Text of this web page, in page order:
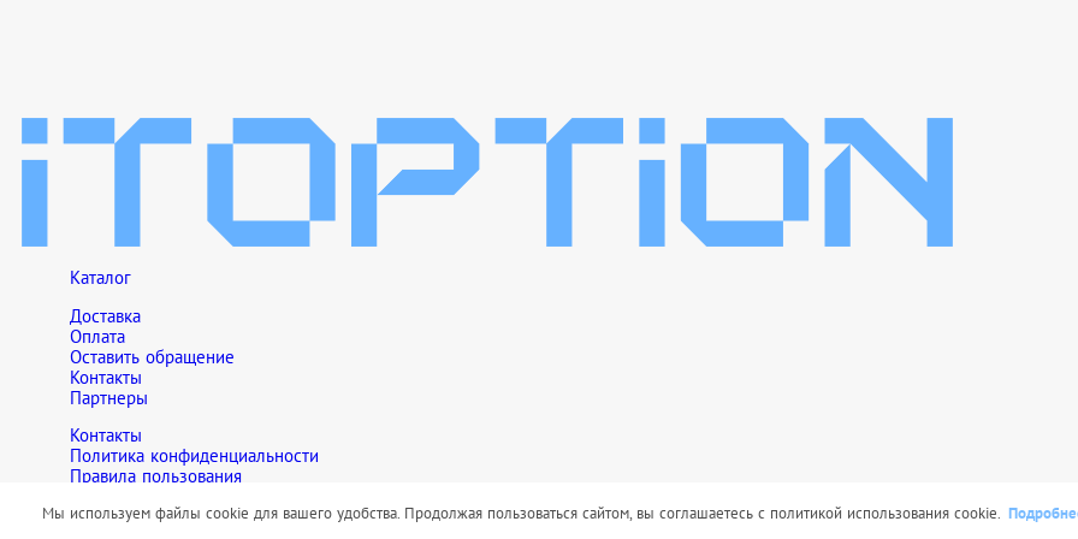
Каталог
Доставка
Оплата
Оставить обращение
Контакты
Партнеры
Контакты
Политика конфиденциальности
Правила пользования
Обращаем Ваше внимание на то, что данный интернет-сайт носит исключительно информационный характер и ни при каких
Мы используем файлы cookie для вашего удобства. Продолжая пользоваться сайтом, вы соглашаетесь с политикой использования cookie.